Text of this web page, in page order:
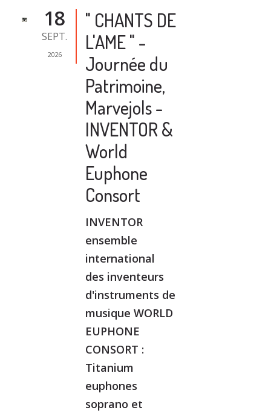
18
SEPT.
2026
" CHANTS DE
L'AME " -
Journée du
Patrimoine,
Marvejols -
INVENTOR &
World
Euphone
Consort
INVENTOR
ensemble
international
des inventeurs
d'instruments de
musique WORLD
EUPHONE
CONSORT :
Titanium
euphones
soprano et